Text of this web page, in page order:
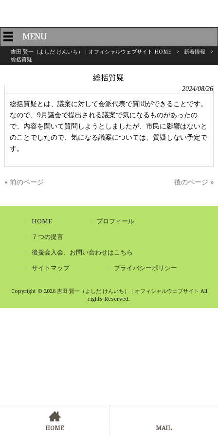
MENU
吉田 賢一（よしだ けんいち）｜オフィシャルウェブサイト HOME > 新着情報
>
総括質疑
総括質疑
2024/08/26
総括質疑とは、議案に対して会派代表で質問ができることです。
なので、9月議会で提出される議案で気になるものがあったの
で、内容を聞いて質問しようとしましたが、市民に影響はないと
のことでしたので、気になる議案については、質疑しない予定で
す。
« 前のページ 後のページ »
HOME プロフィール
７つの提言
後援会入会、お問い合わせはこちら
サイトマップ プライバシーポリシー
Copyright © 2026 吉田 賢一（よしだ けんいち）｜オフィシャルウェブサイト All
rights Reserved.
HOME MAIL